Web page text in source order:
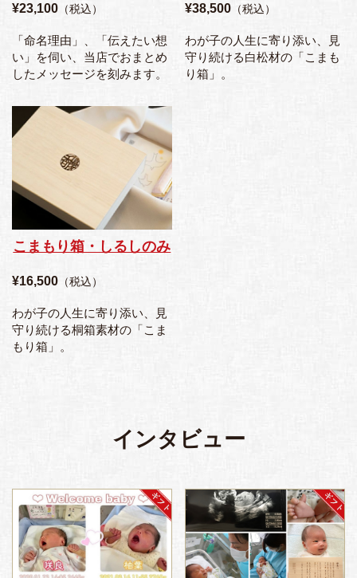
¥23,100 （税込）
「命名理由」、「伝えたい想
い」を伺い、当店でおまとめ
したメッセージを刻みます。
¥38,500 （税込）
わが子の人生に寄り添い、見
守り続ける白松材の「こまも
り箱」。
こまもり箱・しるしのみ
¥16,500 （税込）
わが子の人生に寄り添い、見
守り続ける桐箱素材の「こま
もり箱」。
インタビュー